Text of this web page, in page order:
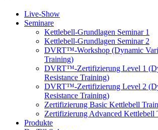
Live-Show
Seminare
Kettlebell-Grundlagen Seminar 1
Kettlebell-Grundlagen Seminar 2
DVRT™-Workshop (Dynamic
Training)
DVRT™-Zertifizierung Level 1
Resistance Training)
DVRT™-Zertifizierung Level 2
Resistance Training)
Zertifizierung Basic Kettlebell
Zertifizierung Advanced Kettlebell
Produkte